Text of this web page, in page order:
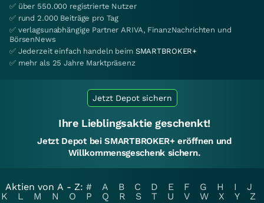
✅ über 550.000 registrierte Nutzer
✅ rund 2.000 Beiträge pro Tag
✅ verlagsunabhängige Partner ARIVA, FinanzNachrichten und
BörsenNews
✅ Jederzeit einfach handeln beim SMARTBROKER+
✅ mehr als 25 Jahre Marktpräsenz
Jetzt Depot sichern
Ihre Lieblingsaktie geschenkt!
Jetzt Depot bei SMARTBROKER+ eröffnen und
Willkommensgeschenk sichern.
Aktien von A - Z: # A B C D E F G H I
J
K
L M N O P Q R S T U V W X Y
Z